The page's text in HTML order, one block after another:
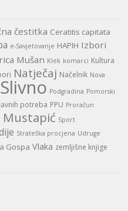
čestitka Ceratitis capitata
e-Savjetovanje HAPIH Izbori
Mušan Klek komarci Kultura
Natječaj Načelnik Nova
Podgradina Pomorski
potreba PPU Proračun
Mustapić Sport
Strateška procjena Udruge
Gospa Vlaka zemljišne knjige